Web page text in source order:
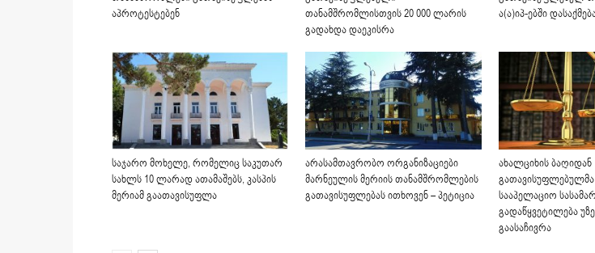
აპროტესტებენ
თანამშრომლისთვის 20 000 ლარის
გადახდა დაეკისრა
ა(ა)იპ-ებში
საჯარო მოხელე, რომელიც საკუთარ
სახლს 10 ლარად ათამაშებს, კასპის
მერიამ გაათავისუფლა
არასამთავრობო ორგანიზაციები
მარნეულის მერიის თანამშრომლების
გათავისუფლებას ითხოვენ – პეტიცია
ახალციხის ბაღიდან
სააპელაციო
გადაწყვეტილება
გაასაჩივრა